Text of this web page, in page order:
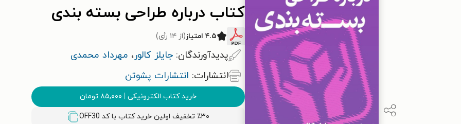
کتاب درباره طراحی بسته بندی
۴.۵ امتیاز (از ۱۴ رأی)
پدیدآورندگان: جایلز کالور، مهرداد محمدی
انتشارات: انتشارات پشوتن
خرید کتاب الکترونیکی | ۸۵,۰۰۰ تومان
٪۳۰ تخفیف اولین خرید کتاب با کد OFF30